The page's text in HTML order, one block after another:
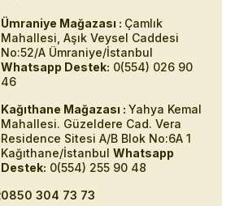
Ümraniye Mağazası : Çamlık
Mahallesi, Aşık Veysel Caddesi
No:52/A Ümraniye/İstanbul
Whatsapp Destek: 0(554) 026 90
46
Kağıthane Mağazası : Yahya Kemal
Mahallesi. Güzeldere Cad. Vera
Residence Sitesi A/B Blok No:6A 1
Kağıthane/İstanbul Whatsapp
Destek: 0(554) 255 90 48
0850 304 73 73